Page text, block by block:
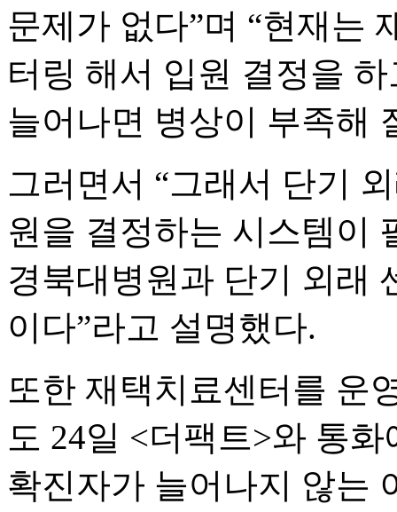
문제가 없다”며 “현재는
터링 해서 입원 결정을
늘어나면 병상이 부족해
그러면서 “그래서 단기
원을 결정하는 시스템이
경북대병원과 단기 외래
이다”라고 설명했다.
또한 재택치료센터를 운
도 24일 <더팩트>와 통
확진자가 늘어나지 않는